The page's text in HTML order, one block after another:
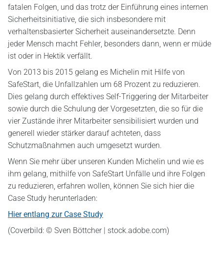
fatalen Folgen, und das trotz der Einführung eines internen
Sicherheitsinitiative, die sich insbesondere mit
verhaltensbasierter Sicherheit auseinandersetzte. Denn
jeder Mensch macht Fehler, besonders dann, wenn er müde
ist oder in Hektik verfällt.
Von 2013 bis 2015 gelang es Michelin mit Hilfe von
SafeStart, die Unfallzahlen um 68 Prozent zu reduzieren.
Dies gelang durch effektives Self-Triggering der Mitarbeiter
sowie durch die Schulung der Vorgesetzten, die so für die
vier Zustände ihrer Mitarbeiter sensibilisiert wurden und
generell wieder stärker darauf achteten, dass
Schutzmaßnahmen auch umgesetzt wurden.
Wenn Sie mehr über unseren Kunden Michelin und wie es
ihm gelang, mithilfe von SafeStart Unfälle und ihre Folgen
zu reduzieren, erfahren wollen, können Sie sich hier die
Case Study herunterladen:
Hier entlang zur Case Study
(Coverbild: © Sven Böttcher | stock.adobe.com)